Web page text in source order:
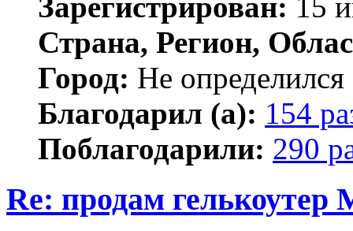
Страна, Регион,
Город: Не определился
Благодарил (а): 154
Поблагодарили: 290
Re: продам